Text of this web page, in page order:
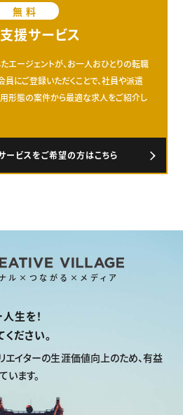
無料
援サービス
エージェントが、お一人おひとりの転職
員にご登録いただくことで、社員や派遣
形態の案件から最適な求人をご紹介し
ービスをご希望の方はこちら
ナル×つながる×メディア
生を！
ださい。
エイターの生涯価値向上のため、有益
います。